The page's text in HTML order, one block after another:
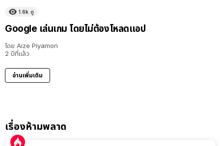
1.6k ดู
Google เล่นเกม โดยไม่ต้องโหลดแอป
โดย Aize Piyamon
2 ปีที่แล้ว
อ่านเพิ่มเติม
เรื่องห้ามพลาด